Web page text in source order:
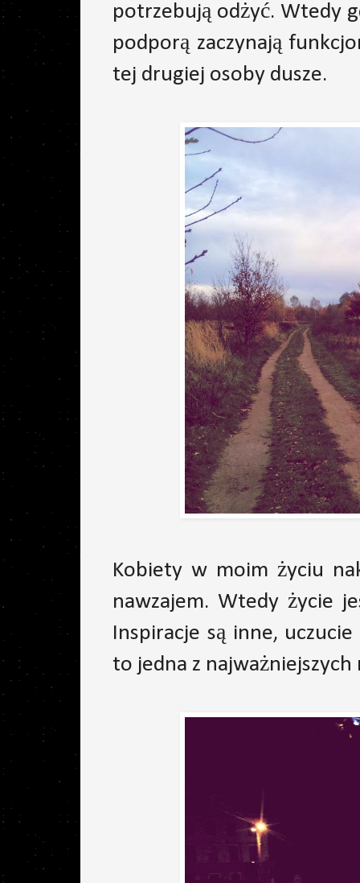
potrzebują odżyć. Wtedy
podporą zaczynają
tej drugiej osoby dusze.
Kobiety w moim życiu
nawzajem. Wtedy życie
Inspiracje są inne,
to jedna z najważniejszych